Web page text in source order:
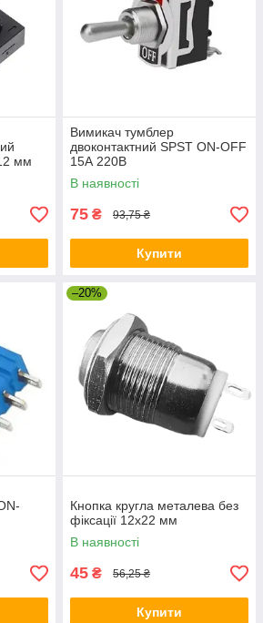
мм
Вимикач тумблер
двоконтактний SPST ON-OFF
15А 220В
В наявності
75 ₴ 93,75 ₴
Купити
–20%
Кнопка кругла металева без
фіксації 12х22 мм
В наявності
45 ₴ 56,25 ₴
Купити